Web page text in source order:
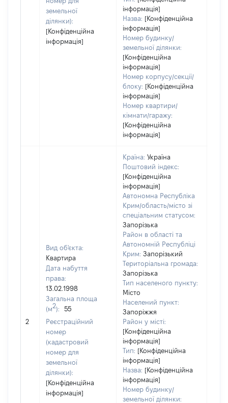
земельної
ділянки):
[Конфіденційна
інформація]
інформація]
Назва: [Конфіденційна
інформація]
Номер будинку/
земельної ділянки:
[Конфіденційна
інформація]
Номер корпусу/секції/
блоку: [Конфіденційна
інформація]
Номер квартири/
кімнати/гаражу:
[Конфіденційна
інформація]
2
Вид об'єкта:
Квартира
Дата набуття
права:
13.02.1998
Загальна площа
(м2):
55
Реєстраційний
номер
(кадастровий
номер для
земельної
ділянки):
[Конфіденційна
інформація]
Країна: Україна
Поштовий індекс:
[Конфіденційна
інформація]
Автономна Республіка
Крим/область/місто зі
спеціальним статусом:
Запорізька
Район в області та
Автономній Республіці
Крим: Запорізький
Територіальна громада:
Запорізька
Тип населеного пункту:
Місто
Населений пункт:
Запоріжжя
Район у місті:
[Конфіденційна
інформація]
Тип: [Конфіденційна
інформація]
Назва: [Конфіденційна
інформація]
Номер будинку/
земельної ділянки: